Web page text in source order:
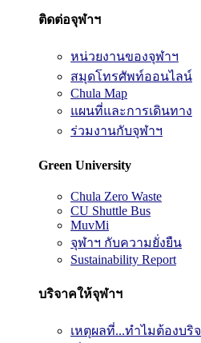
ติดต่อจุฬาฯ
หน่วยงานของจุฬาฯ
สมุดโทรศัพท์ออนไลน์
Chula Map
แผนที่และการเดินทาง
ร่วมงานกับจุฬาฯ
Green University
Chula Zero Waste
CU Shuttle Bus
MuvMi
จุฬาฯ กับความยั่งยืน
Sustainability Report
บริจาคให้จุฬาฯ
เหตุผลที่...ทำไมต้องบริ